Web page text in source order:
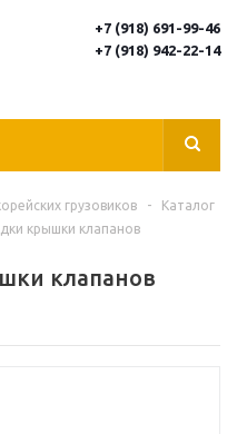
+7 (918) 691-99-46
+7 (918) 942-22-14
грузовиков -
Каталог
крышки клапанов
клапанов